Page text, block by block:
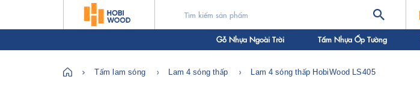
Gỗ Nhựa Ngoài Trời Tấm Nhựa Ốp Tường
Tấm lam sóng Lam 4 sóng thấp Lam 4 sóng thấp HobiWood LS405